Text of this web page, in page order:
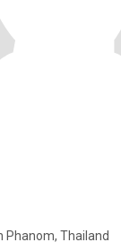
Phanom, Thailand